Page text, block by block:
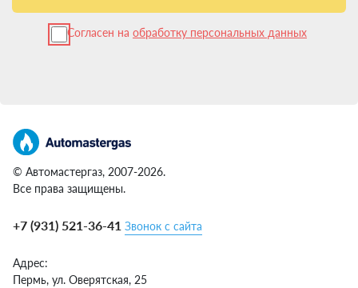
Согласен на обработку персональных данных
© Автомастергаз, 2007-2026.
Все права защищены.
+7 (931) 521-36-41 Звонок с сайта
Адрес:
Пермь, ул. Оверятская, 25